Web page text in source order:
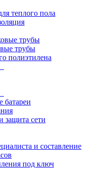
теплого пола
трубы
трубы
полиэтилена
батареи
защита сети
и составление
под ключ